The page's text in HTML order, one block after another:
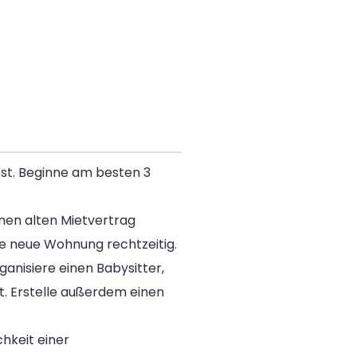
Beginne am besten 3
alten Mietvertrag
neue Wohnung rechtzeitig.
einen Babysitter,
Erstelle außerdem einen
einer